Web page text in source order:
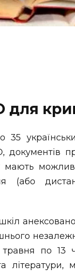
для
35
мають
(або
по 13
літератури,